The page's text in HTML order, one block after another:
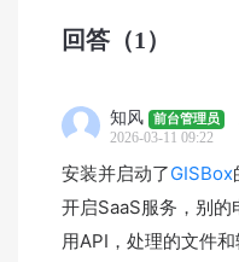
回答 （1）
知风 前台管理员
2026-03-11 09:22
安装并启动了GISBox
开启SaaS服务，别
用API，处理的文件